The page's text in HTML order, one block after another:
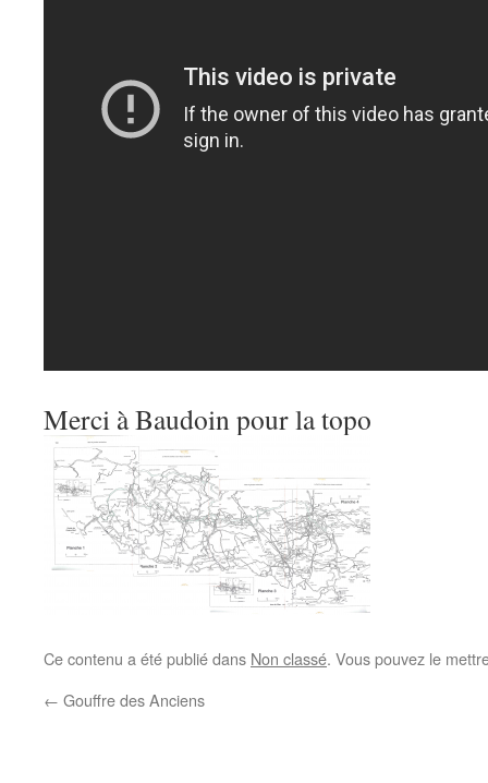
Merci à Baudoin pour la topo
Ce contenu a été publié dans Non classé. Vous pouvez le
← Gouffre des Anciens